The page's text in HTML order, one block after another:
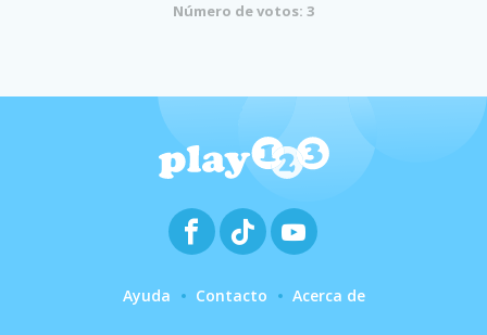
Número de votos: 3
Ayuda Contacto Acerca de